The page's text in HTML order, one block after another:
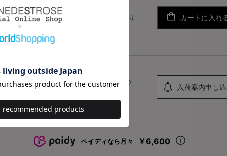
在庫あり カートに入れ
ハート
グレー
F
SOLD
入荷案内申し
ハート
ペイディなら月々 ￥6,600